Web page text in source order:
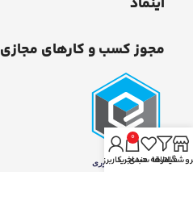
مجوز کسب و کارهای مجازی
فیلترها
علاقه مندی
0
سبد خرید
حساب کاربری من